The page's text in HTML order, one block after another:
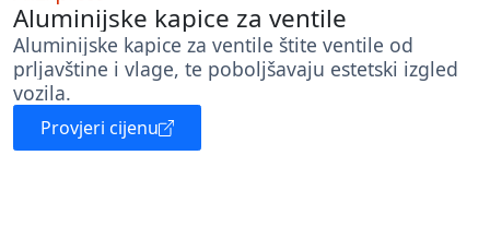
Aluminijske kapice za ventile
Aluminijske kapice za ventile štite ventile od
prljavštine i vlage, te poboljšavaju estetski izgled
vozila.
Provjeri cijenu